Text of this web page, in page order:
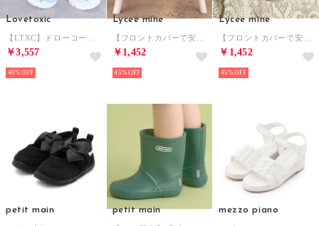
Lovetoxic
【LTXC】ドローコード厚底サンダル （マルチ）
￥3,557
40%
Lycee mine
【フロントカバーで安心】花柄EVAサンダル （ピンク）
￥1,452
45%
Lycee mine
【フロントカバーで安心】花柄EVAサンダル （サックス）
￥1,452
45%
petit main petit main mezzo piano